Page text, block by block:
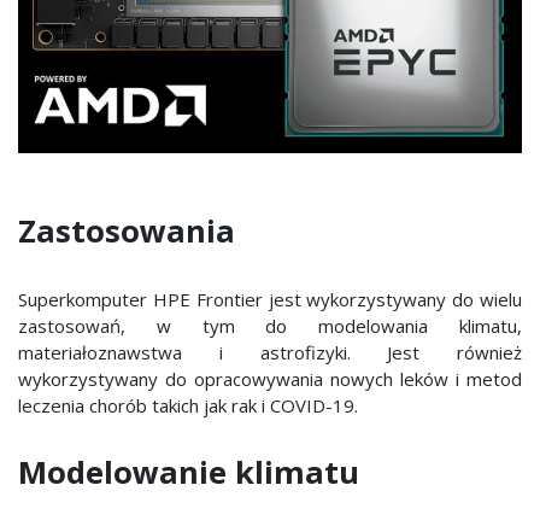
Zastosowania
Superkomputer HPE Frontier jest wykorzystywany do wielu
zastosowań, w tym do modelowania klimatu,
materiałoznawstwa i astrofizyki. Jest również
wykorzystywany do opracowywania nowych leków i metod
leczenia chorób takich jak rak i COVID-19.
Modelowanie klimatu